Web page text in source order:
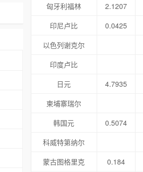
匈牙利福林
2.1207
印尼卢比
0.0425
以色列谢克尔
印度卢比
日元
4.7935
柬埔寨瑞尔
韩国元
0.5074
科威特第纳尔
蒙古图格里克
0.184